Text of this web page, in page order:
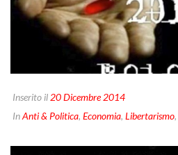
Inserito il 20 Dicembre 2014
InAnti & Politica, Economia, Libertarismo,